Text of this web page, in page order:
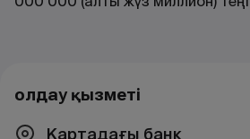
Қолдау қызметі
Картадағы банк